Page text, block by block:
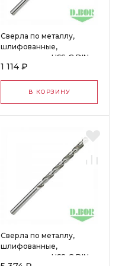
Сверла по металлу,
шлифованные,
удлиненные, HSS-G DIN
340, 3,5*73/112 (10 шт.)
"D.BOR" W-005-4400350
1 114 ₽
В КОРЗИНУ
Сверла по металлу,
шлифованные,
удлиненные, HSS-G DIN